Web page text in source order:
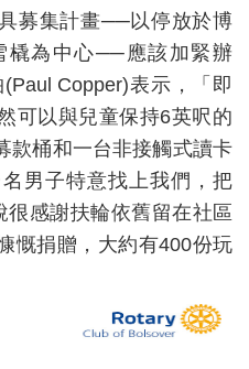
募集計畫──以停放於博
橇為中心──應該加緊辦
Copper)表示，「即
可以與兒童保持6英呎的
款桶和一台非接觸式讀卡
男子特意找上我們，把
很感謝扶輪依舊留在社區
慨捐贈，大約有400份玩